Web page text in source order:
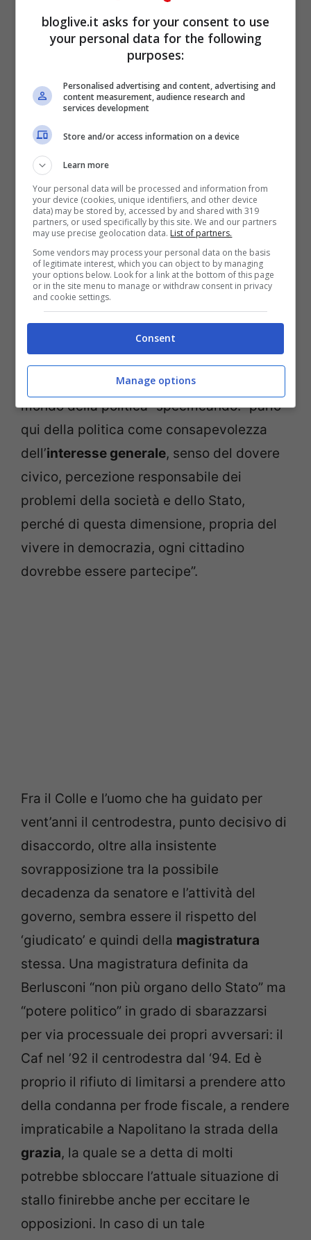
Secondo Napolitano, lo scontro tra
opposte fazioni è divenuto causa di
“smarrimento di ogni nozione di confronto
civile, e di ogni costume dirispetto
istituzionalee personale” e, riferendosi
agli anni dell’impegno politico di Spaventa,
il Presidente della Repubblica si è chiesto
cosa rimane oggi “di quel modo di vivere la
politica e anche del modo in cui, di
conseguenza, si vedeva dall’esterno il
mondo della politica” specificando: “parlo
qui della politica come consapevolezza
dell’interesse generale, senso del dovere
civico, percezione responsabile dei
problemi della società e dello Stato,
perché di questa dimensione, propria del
vivere in democrazia, ogni cittadino
dovrebbe essere partecipe”.
Fra il Colle e l’uomo che ha guidato per
vent’anni il centrodestra, punto decisivo di
disaccordo, oltre alla insistente
sovrapposizione tra la possibile
decadenza da senatore e l’attività del
governo, sembra essere il rispetto del
‘giudicato’ e quindi della magistratura
stessa. Una magistratura definita da
Berlusconi “non più organo dello Stato” ma
“potere politico” in grado di sbarazzarsi
per via processuale dei propri avversari: il
Caf nel ’92 il centrodestra dal ‘94. Ed è
proprio il rifiuto di limitarsi a prendere atto
della condanna per frode fiscale, a rendere
impraticabile a Napolitano la strada della
grazia, la quale se a detta di molti
potrebbe sbloccare l’attuale situazione di
stallo finirebbe anche per eccitare le
opposizioni. In caso di un tale
bloglive.it asks for your consent to use
your personal data for the following
purposes:
Personalised advertising and content, advertising and
content measurement, audience research and
services development
Store and/or access information on a device
Learn more
Your personal data will be processed and information from
your device (cookies, unique identifiers, and other device
data) may be stored by, accessed by and shared with 319
partners, or used specifically by this site. We and our partners
may use precise geolocation data. List of partners.
Some vendors may process your personal data on the basis
of legitimate interest, which you can object to by managing
your options below. Look for a link at the bottom of this page
or in the site menu to manage or withdraw consent in privacy
and cookie settings.
Consent
Manage options